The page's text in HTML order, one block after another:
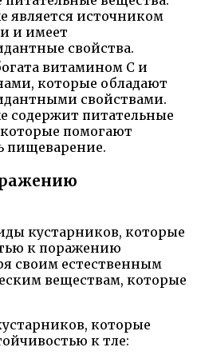
является источником
и имеет
свойства.
витамином C и
которые обладают
свойствами.
содержит питательные
помогают
пищеварение.
кустарников, которые
к поражению
своим естественным
веществам, которые
которые
к тле: